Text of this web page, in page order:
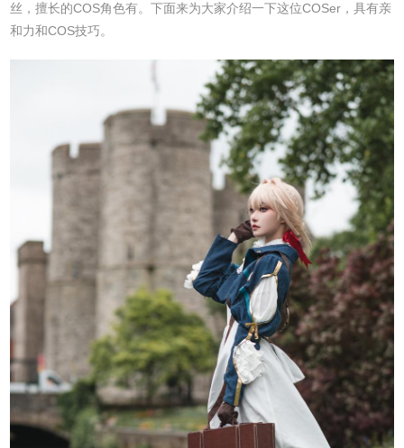
丝，擅长的COS角色有。下面来为大家介绍一下这位COSer，具有亲
和力和COS技巧。